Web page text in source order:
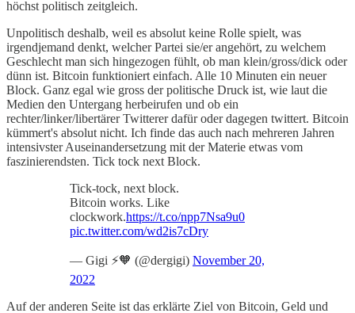
höchst politisch zeitgleich.
Unpolitisch deshalb, weil es absolut keine Rolle spielt, was
irgendjemand denkt, welcher Partei sie/er angehört, zu welchem
Geschlecht man sich hingezogen fühlt, ob man klein/gross/dick oder
dünn ist. Bitcoin funktioniert einfach. Alle 10 Minuten ein neuer
Block. Ganz egal wie gross der politische Druck ist, wie laut die
Medien den Untergang herbeirufen und ob ein
rechter/linker/libertärer Twitterer dafür oder dagegen twittert. Bitcoin
kümmert's absolut nicht. Ich finde das auch nach mehreren Jahren
intensivster Auseinandersetzung mit der Materie etwas vom
faszinierendsten. Tick tock next Block.
Tick-tock, next block.
Bitcoin works. Like
clockwork.https://t.co/npp7Nsa9u0
pic.twitter.com/wd2is7cDry
— Gigi ⚡🧡 (@dergigi) November 20,
2022
Auf der anderen Seite ist das erklärte Ziel von Bitcoin, Geld und